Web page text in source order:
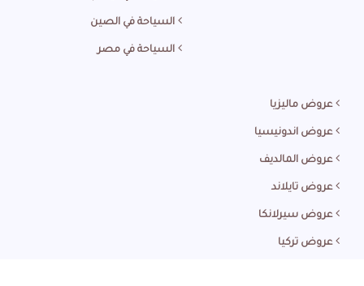
السياحة في الصين
السياحة في مصر
عروض ماليزيا
عروض اندونيسيا
عروض المالديف
عروض تايلاند
عروض سيرلانكا
عروض تركيا